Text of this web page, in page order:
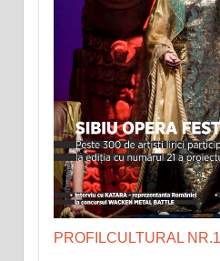
PROFILCULTURAL